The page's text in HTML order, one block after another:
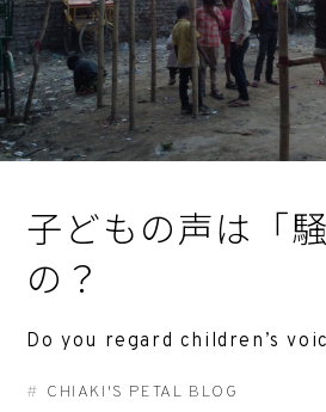
子どもの声は「
の？
Do you regard children’s
CHIAKI'S PETAL BLOG